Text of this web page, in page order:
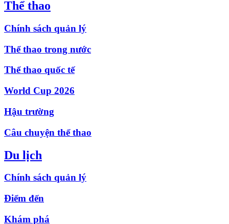
Thể thao
Chính sách quản lý
Thể thao trong nước
Thể thao quốc tế
World Cup 2026
Hậu trường
Câu chuyện thể thao
Du lịch
Chính sách quản lý
Điểm đến
Khám phá